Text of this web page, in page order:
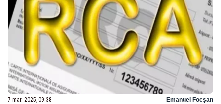
7 mar. 2025, 09:38 Emanuel Focșan